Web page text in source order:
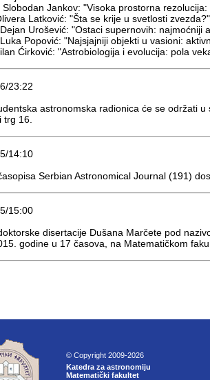
Slobodan Jankov: "Visoka prostorna
Latković: "Šta se krije u svetlosti zvezda?"
Urošević: "Ostaci supernovih: najmoćniji
Popović: "Najsjajniji objekti u vasioni:
Ćirković: "Astrobiologija i evolucija: pola
23:22
astronomska radionica će se održati
trg 16.
14:10
Serbian Astronomical Journal (191)
15:00
disertacije Dušana Marčete pod
godine u 17 časova, na Matematičkom
© Copyright 2009-2026
Katedra za astronomiju
Matematički fakultet